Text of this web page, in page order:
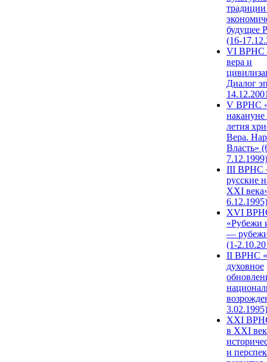
будущее
(16-
VI ВРНС
вера и
Диалог
V ВРНС
накануне
летия
Вера.
Власть»
7.12.1999)
III ВРНС
русские
XXI
6.12.1995)
XVI
«Рубежи
—
(1-
II ВРНС
духовное
3.02.1995)
XХI
в XXI
и